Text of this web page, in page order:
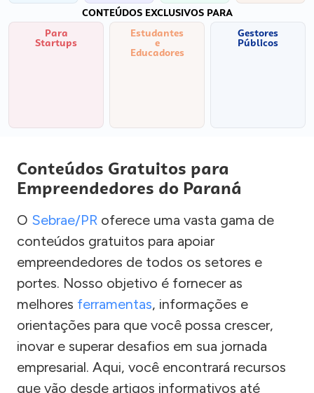
CONTEÚDOS EXCLUSIVOS PARA
Para
Startups
Estudantes
e
Educadores
Gestores
Públicos
Conteúdos Gratuitos para
Empreendedores do Paraná
O Sebrae/PR oferece uma vasta gama de
conteúdos gratuitos para apoiar
empreendedores de todos os setores e
portes. Nosso objetivo é fornecer as
melhores ferramentas, informações e
orientações para que você possa crescer,
inovar e superar desafios em sua jornada
empresarial. Aqui, você encontrará recursos
que vão desde artigos informativos até